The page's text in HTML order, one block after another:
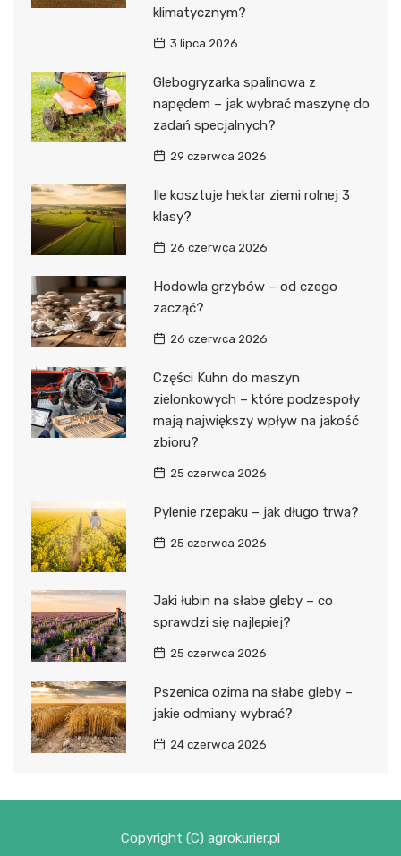
klimatycznym?
3 lipca 2026
Glebogryzarka spalinowa z
napędem – jak wybrać maszynę do
zadań specjalnych?
29 czerwca 2026
Ile kosztuje hektar ziemi rolnej 3
klasy?
26 czerwca 2026
Hodowla grzybów – od czego
zacząć?
26 czerwca 2026
Części Kuhn do maszyn
zielonkowych – które podzespoły
mają największy wpływ na jakość
zbioru?
25 czerwca 2026
Pylenie rzepaku – jak długo trwa?
25 czerwca 2026
Jaki łubin na słabe gleby – co
sprawdzi się najlepiej?
25 czerwca 2026
Pszenica ozima na słabe gleby –
jakie odmiany wybrać?
24 czerwca 2026
Copyright (C) agrokurier.pl